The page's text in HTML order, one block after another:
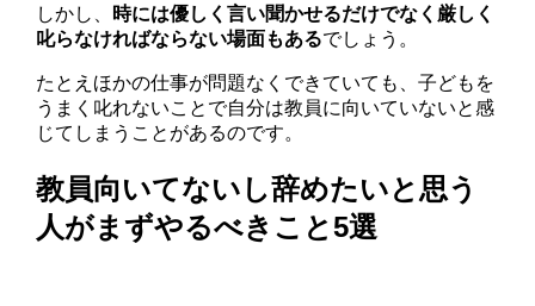
しかし、 時には優しく言い聞かせるだけでなく厳しく
叱らなければならない場面もあるでしょう。
たとえほかの仕事が問題なくできていても、子どもを
うまく叱れないことで自分は教員に向いていないと感
じてしまうことがあるのです。
教員向いてないし辞めたいと思う
人がまずやるべきこと5選